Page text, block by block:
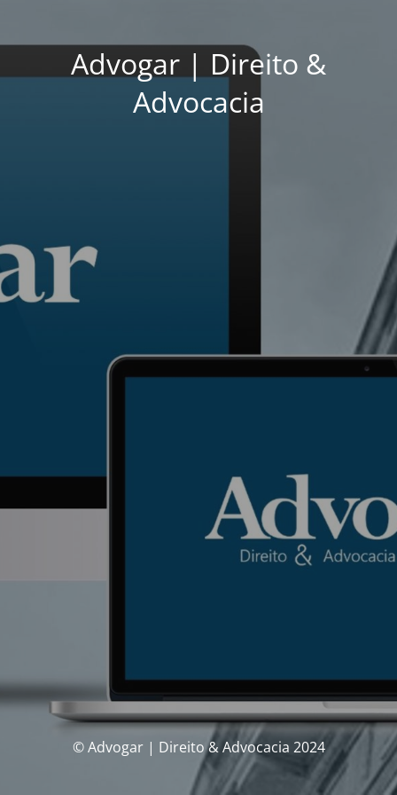
Advogar | Direito &
Advocacia
© Advogar | Direito & Advocacia 2024